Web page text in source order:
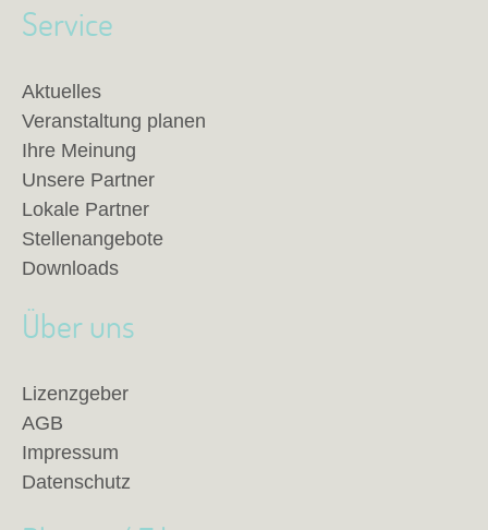
Service
Aktuelles
Veranstaltung planen
Ihre Meinung
Unsere Partner
Lokale Partner
Stellenangebote
Downloads
Über uns
Lizenzgeber
AGB
Impressum
Datenschutz